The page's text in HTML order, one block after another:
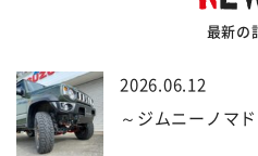
最新の
2026.06.12
～ジムニーノマ